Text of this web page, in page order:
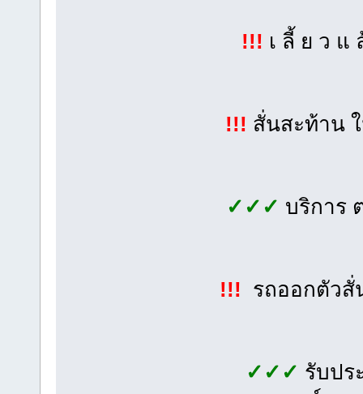
!!! เ ลี้ ย ว แ
!!! สั่นสะท้าน
✓✓✓ บริการ
!!! รถออกตัวสั่
✓✓✓ รับปร